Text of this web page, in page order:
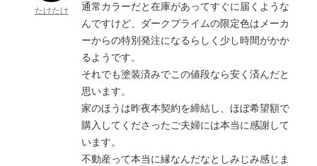
たけたけ
通常カラーだと在庫があってすぐに届くような
んですけど、ダークプライムの限定色はメーカ
ーからの特別発注になるらしく少し時間がかか
るようです。
それでも塗装済みでこの値段なら安く済んだと
思います。
家のほうは昨夜本契約を締結し、ほぼ希望額で
購入してくださったご夫婦には本当に感謝して
います。
不動産って本当に縁なんだなとしみじみ感じま